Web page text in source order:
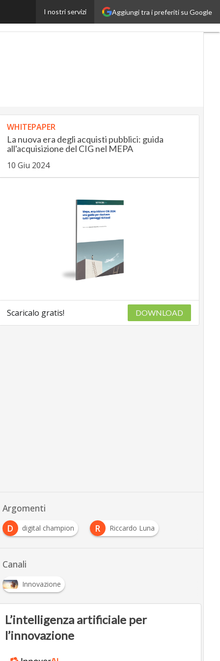
Aggiungi tra i preferiti su Google
I nostri servizi
RetailUp
WHITEPAPER
La nuova era degli acquisti pubblici: guida
all'acquisizione del CIG nel MEPA
10 Giu 2024
Scaricalo gratis! DOWNLOAD
Argomenti
D
digital champion R Riccardo Luna
Canali
Innovazione
L’intelligenza artificiale per
l’innovazione